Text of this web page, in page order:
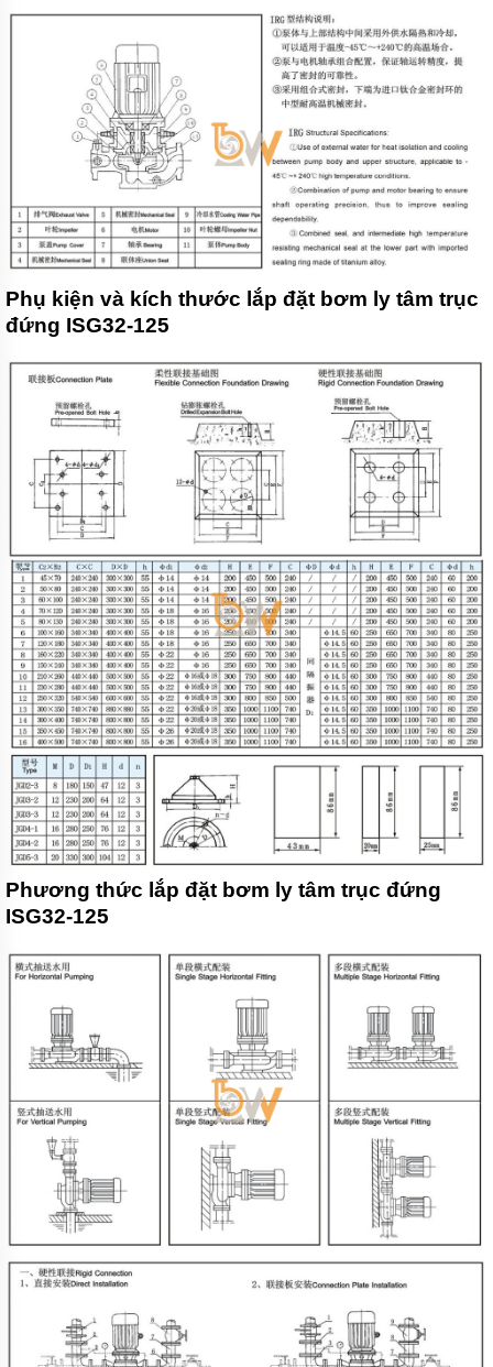
Máy
Indonesia
Bơm
Đài
Loan
bơm
Trung
Quốc
Bơm
nghiệp
Bơm
thực
phẩm
VÍT
BƠM
BÁNH
RĂNG
BƠM
LI
TÂM
BƠM
MÀNG
KHÍ
NÉN
Bơm
hóa
chất
24v
48v
Công
Nghiệp
Pentax
Công
Nghiệp
Ebara
Công
Nghiệp
Bơm
Foras
Phụ kiện và kích thước lắp đặt bơm ly tâm trục
đứng ISG32-125
Phương thức lắp đặt bơm ly tâm trục đứng
ISG32-125